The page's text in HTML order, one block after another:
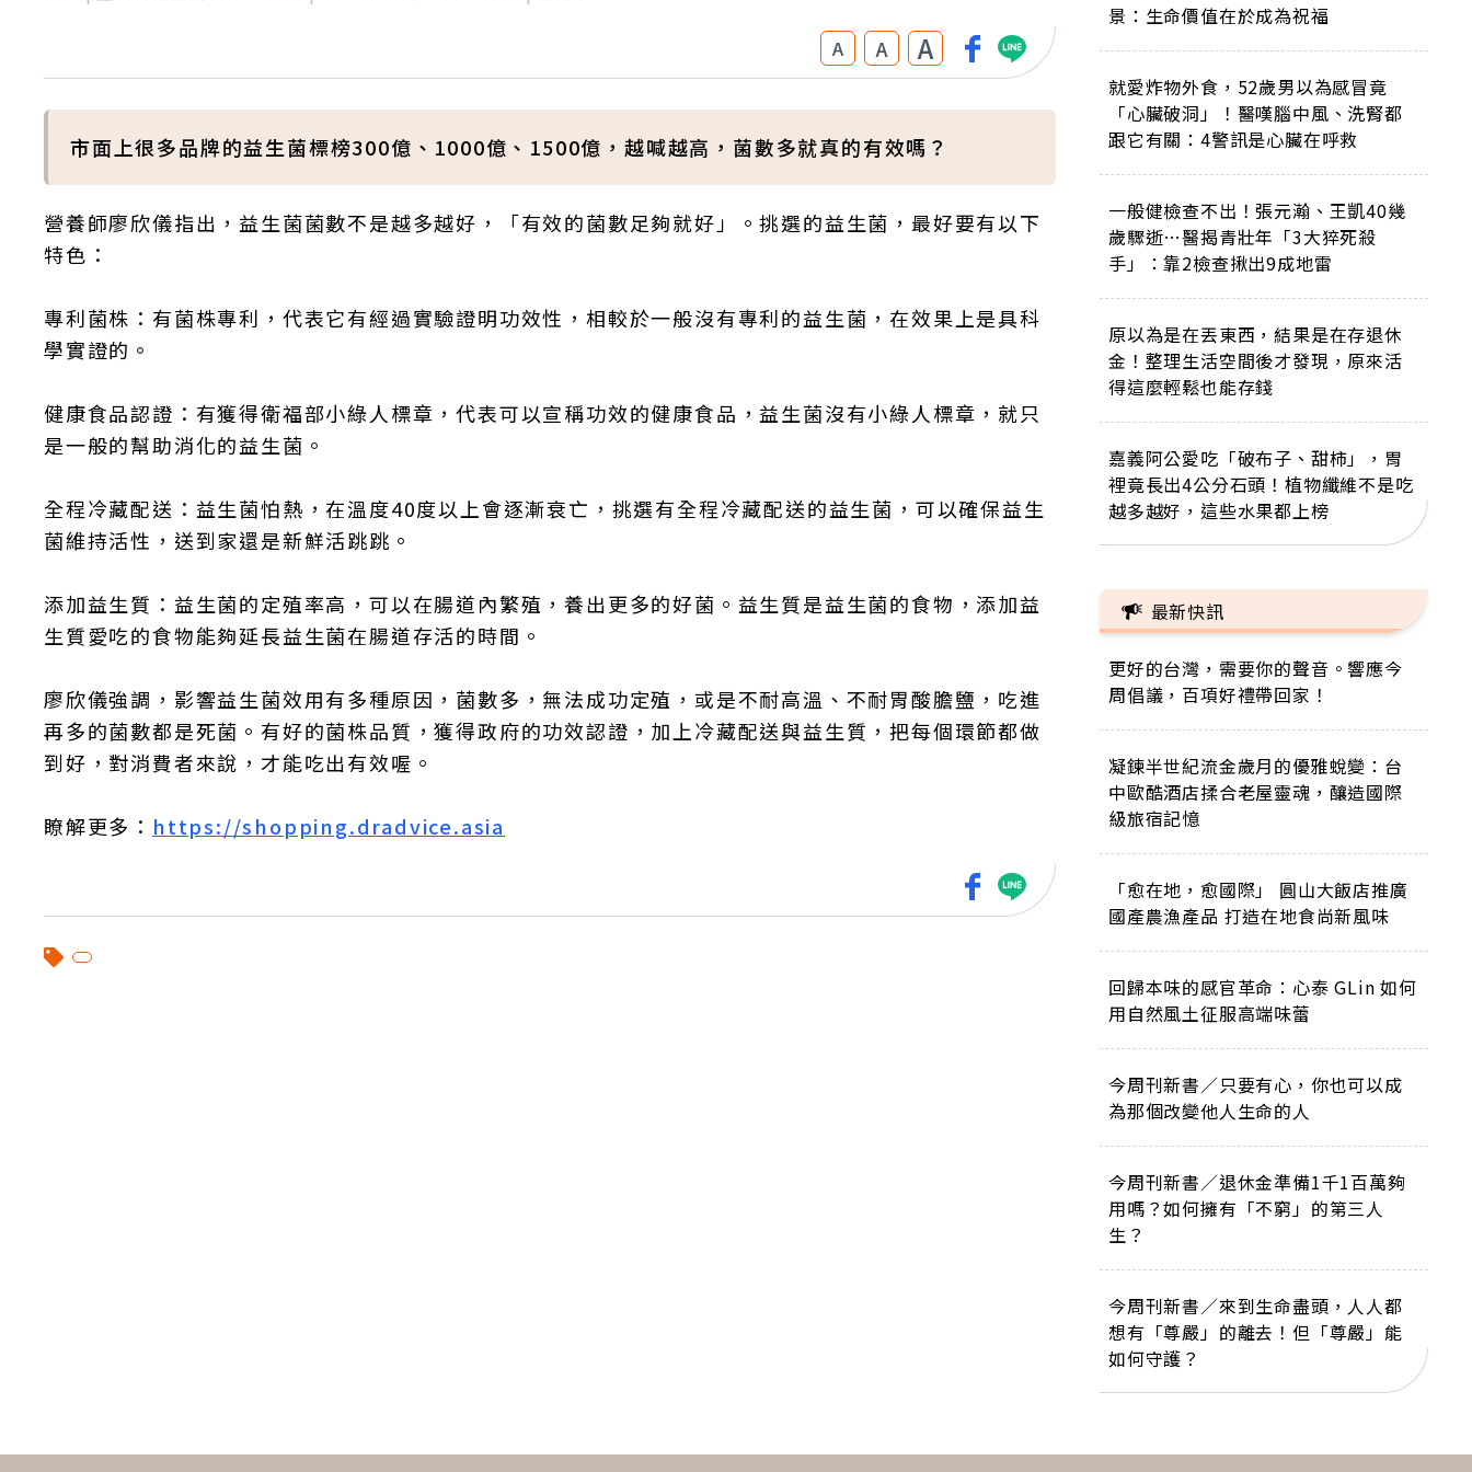
A A A
市面上很多品牌的益生菌標榜300億、1000億、1500億，越喊越高，菌數多就真的有效嗎？
營養師廖欣儀指出，益生菌菌數不是越多越好，「有效的菌數足夠就好」。挑選的益生菌，最好要有以下
特色：
專利菌株：有菌株專利，代表它有經過實驗證明功效性，相較於一般沒有專利的益生菌，在效果上是具科
學實證的。
健康食品認證：有獲得衛福部小綠人標章，代表可以宣稱功效的健康食品，益生菌沒有小綠人標章，就只
是一般的幫助消化的益生菌。
全程冷藏配送：益生菌怕熱，在溫度40度以上會逐漸衰亡，挑選有全程冷藏配送的益生菌，可以確保益生
菌維持活性，送到家還是新鮮活跳跳。
添加益生質：益生菌的定殖率高，可以在腸道內繁殖，養出更多的好菌。益生質是益生菌的食物，添加益
生質愛吃的食物能夠延長益生菌在腸道存活的時間。
廖欣儀強調，影響益生菌效用有多種原因，菌數多，無法成功定殖，或是不耐高溫、不耐胃酸膽鹽，吃進
再多的菌數都是死菌。有好的菌株品質，獲得政府的功效認證，加上冷藏配送與益生質，把每個環節都做
到好，對消費者來說，才能吃出有效喔。
瞭解更多： https://shopping.dradvice.asia
景：生命價值在於成為祝福
就愛炸物外食，52歲男以為感冒竟
「心臟破洞」！醫嘆腦中風、洗腎都
跟它有關：4警訊是心臟在呼救
一般健檢查不出！張元瀚、王凱40幾
歲驟逝…醫揭青壯年「3大猝死殺
手」：靠2檢查揪出9成地雷
原以為是在丟東西，結果是在存退休
金！整理生活空間後才發現，原來活
得這麼輕鬆也能存錢
嘉義阿公愛吃「破布子、甜柿」，胃
裡竟長出4公分石頭！植物纖維不是吃
越多越好，這些水果都上榜
最新快訊
更好的台灣，需要你的聲音。響應今
周倡議，百項好禮帶回家！
凝鍊半世紀流金歲月的優雅蛻變：台
中歐酷酒店揉合老屋靈魂，釀造國際
級旅宿記憶
「愈在地，愈國際」 圓山大飯店推廣
國產農漁產品 打造在地食尚新風味
回歸本味的感官革命：心泰 GLin 如何
用自然風土征服高端味蕾
今周刊新書／只要有心，你也可以成
為那個改變他人生命的人
今周刊新書／退休金準備1千1百萬夠
用嗎？如何擁有「不窮」的第三人
生？
今周刊新書／來到生命盡頭，人人都
想有「尊嚴」的離去！但「尊嚴」能
如何守護？